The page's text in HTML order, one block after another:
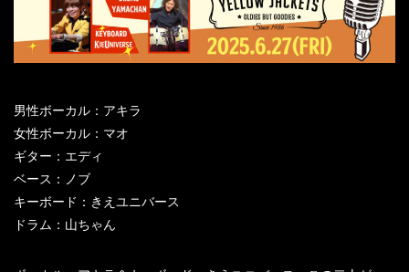
男性ボーカル：アキラ
女性ボーカル：マオ
ギター：エディ
ベース：ノブ
キーボード：きえユニバース
ドラム：山ちゃん